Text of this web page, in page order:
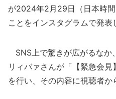
が2024年2月29日（日本時
ことをインスタグラムで発表
SNS上で驚きが広がるなか
リィバァさんが「【緊急会
を行い、その内容に視聴者か